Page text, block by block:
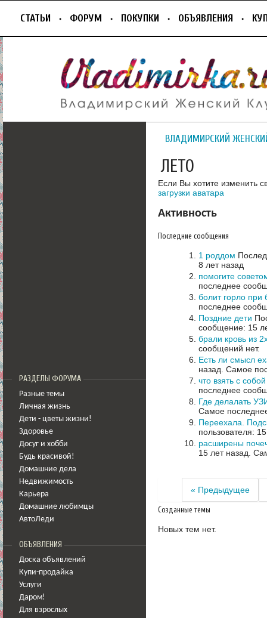
СТАТЬИ ФОРУМ ПОКУПКИ ОБЪЯВЛЕНИЯ
РАЗДЕЛЫ ФОРУМА
Разные темы
Личная жизнь
Дети - цветы жизни!
Здоровье
Досуг и хобби
Будь красивой!
Домашние дела
Недвижимость
Карьера
Домашние любимцы
АвтоЛеди
ОБЪЯВЛЕНИЯ
Доска объявлений
Купи-продайка
Услуги
Даром!
Для взрослых
ВЛАДИМИРСКИЙ
ЛЕТО
Если Вы хотите изменить
загрузки аватара
Активность
Последние сообщения
1 роддом
8 лет назад
помогите
последнее
болит горло при
последнее
Поздние дети
сообщение: 15
брали кровь из
сообщений нет.
Есть ли смысл
назад. Самое
что взять с
последнее
Где делалать
Самое
Переехала.
пользователя:
расширены
15 лет назад.
« Предыдущее
Созданные темы
Новых тем нет.